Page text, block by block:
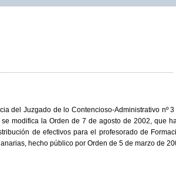
del Juzgado de lo Contencioso-Administrativo nº 3
modifica la Orden de 7 de agosto de 2002, que
de efectivos para el profesorado de
hecho público por Orden de 5 de marzo de